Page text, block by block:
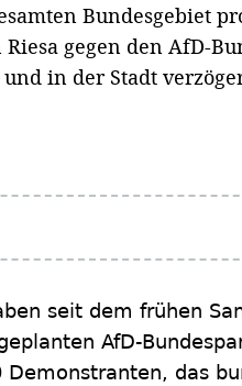
Bundesgebiet
gegen den AfD-
in der Stadt
seit dem frühen
AfD-
das